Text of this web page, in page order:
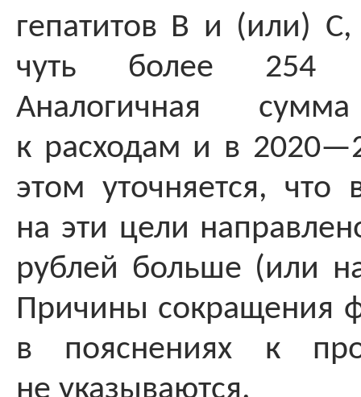
гепатитов В и (или) С,
чуть более 254
Аналогичная
к расходам и в
этом уточняется, что
на эти цели
рублей больше (или
Причины сокращения
в пояснениях к
не указываются.